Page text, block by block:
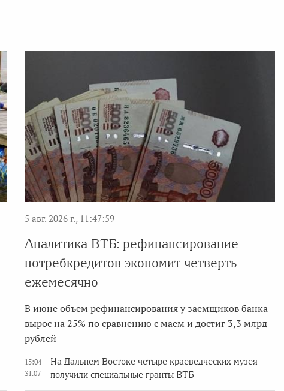
5 авг. 2026 г., 11:47:59
Аналитика ВТБ: рефинансирование
потребкредитов экономит четверть
ежемесячно
В июне объем рефинансирования у заемщиков банка
вырос на 25% по сравнению с маем и достиг 3,3 млрд
рублей
15:04
31.07
На Дальнем Востоке четыре краеведческих музея
получили специальные гранты ВТБ